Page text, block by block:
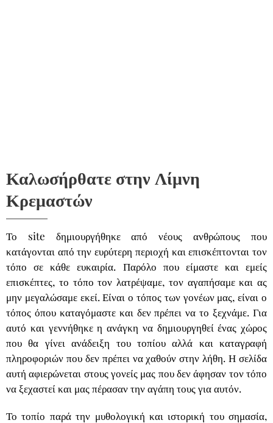
Καλωσήρθατε στην Λίμνη
Κρεμαστών
Το site δημιουργήθηκε από νέους ανθρώπους που
κατάγονται από την ευρύτερη περιοχή και επισκέπτονται τον
τόπο σε κάθε ευκαιρία. Παρόλο που είμαστε και εμείς
επισκέπτες, το τόπο τον λατρέψαμε, τον αγαπήσαμε και ας
μην μεγαλώσαμε εκεί. Είναι ο τόπος των γονέων μας, είναι ο
τόπος όπου καταγόμαστε και δεν πρέπει να το ξεχνάμε. Για
αυτό και γεννήθηκε η ανάγκη να δημιουργηθεί ένας χώρος
που θα γίνει ανάδειξη του τοπίου αλλά και καταγραφή
πληροφοριών που δεν πρέπει να χαθούν στην λήθη. Η σελίδα
αυτή αφιερώνεται στους γονείς μας που δεν άφησαν τον τόπο
να ξεχαστεί και μας πέρασαν την αγάπη τους για αυτόν.
Το τοπίο παρά την μυθολογική και ιστορική του σημασία,